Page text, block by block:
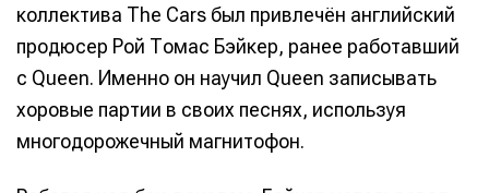
коллектива The Cars был привлечён английский
продюсер Рой Томас Бэйкер, ранее работавший
с Queen. Именно он научил Queen записывать
хоровые партии в своих песнях, используя
многодорожечный магнитофон.